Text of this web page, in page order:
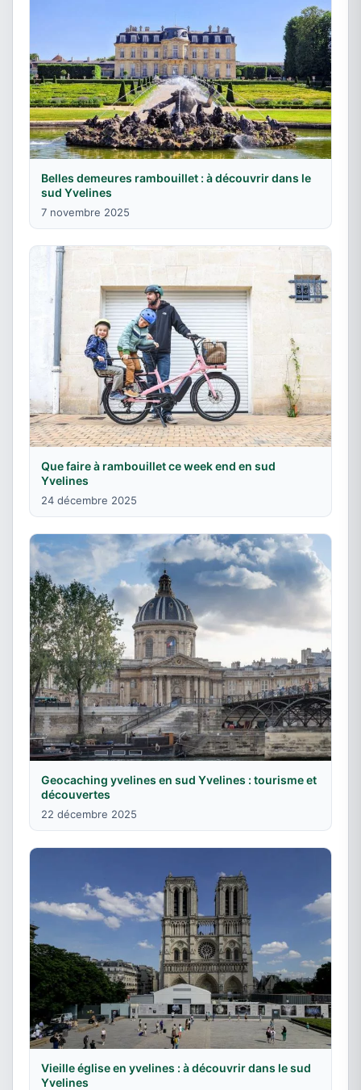
Belles demeures rambouillet : à découvrir dans le
sud Yvelines
7 novembre 2025
Que faire à rambouillet ce week end en sud
Yvelines
24 décembre 2025
Geocaching yvelines en sud Yvelines : tourisme et
découvertes
22 décembre 2025
Vieille église en yvelines : à découvrir dans le sud
Yvelines